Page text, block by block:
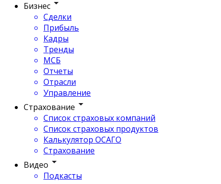
Бизнес
Сделки
Прибыль
Кадры
Тренды
МСБ
Отчеты
Отрасли
Управление
Страхование
Список страховых компаний
Список страховых продуктов
Калькулятор ОСАГО
Страхование
Видео
Подкасты